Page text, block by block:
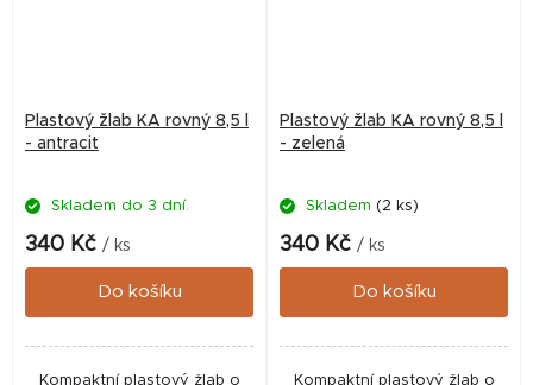
Plastový žlab KA rovný 8,5 l
- antracit
Skladem do 3 dní.
340 Kč / ks
Do košíku
Kompaktní plastový žlab o
Plastový žlab KA rovný 8,5 l
- zelená
Skladem (2 ks)
340 Kč / ks
Do košíku
Kompaktní plastový žlab o